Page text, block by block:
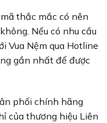
thắc mắc có nên
Nếu có nhu cầu
Vua Nệm qua Hotline
gần nhất để được
phối chính hãng
của thương hiệu Liên